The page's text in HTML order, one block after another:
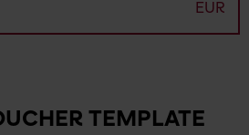
EUR
TEMPLATE